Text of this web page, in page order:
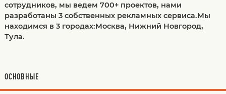
сотрудников, мы ведем 700+ проектов, нами
разработаны 3 собственных рекламных сервиса.Мы
находимся в 3 городах:Москва, Нижний Новгород,
Тула.
ОСНОВНЫЕ